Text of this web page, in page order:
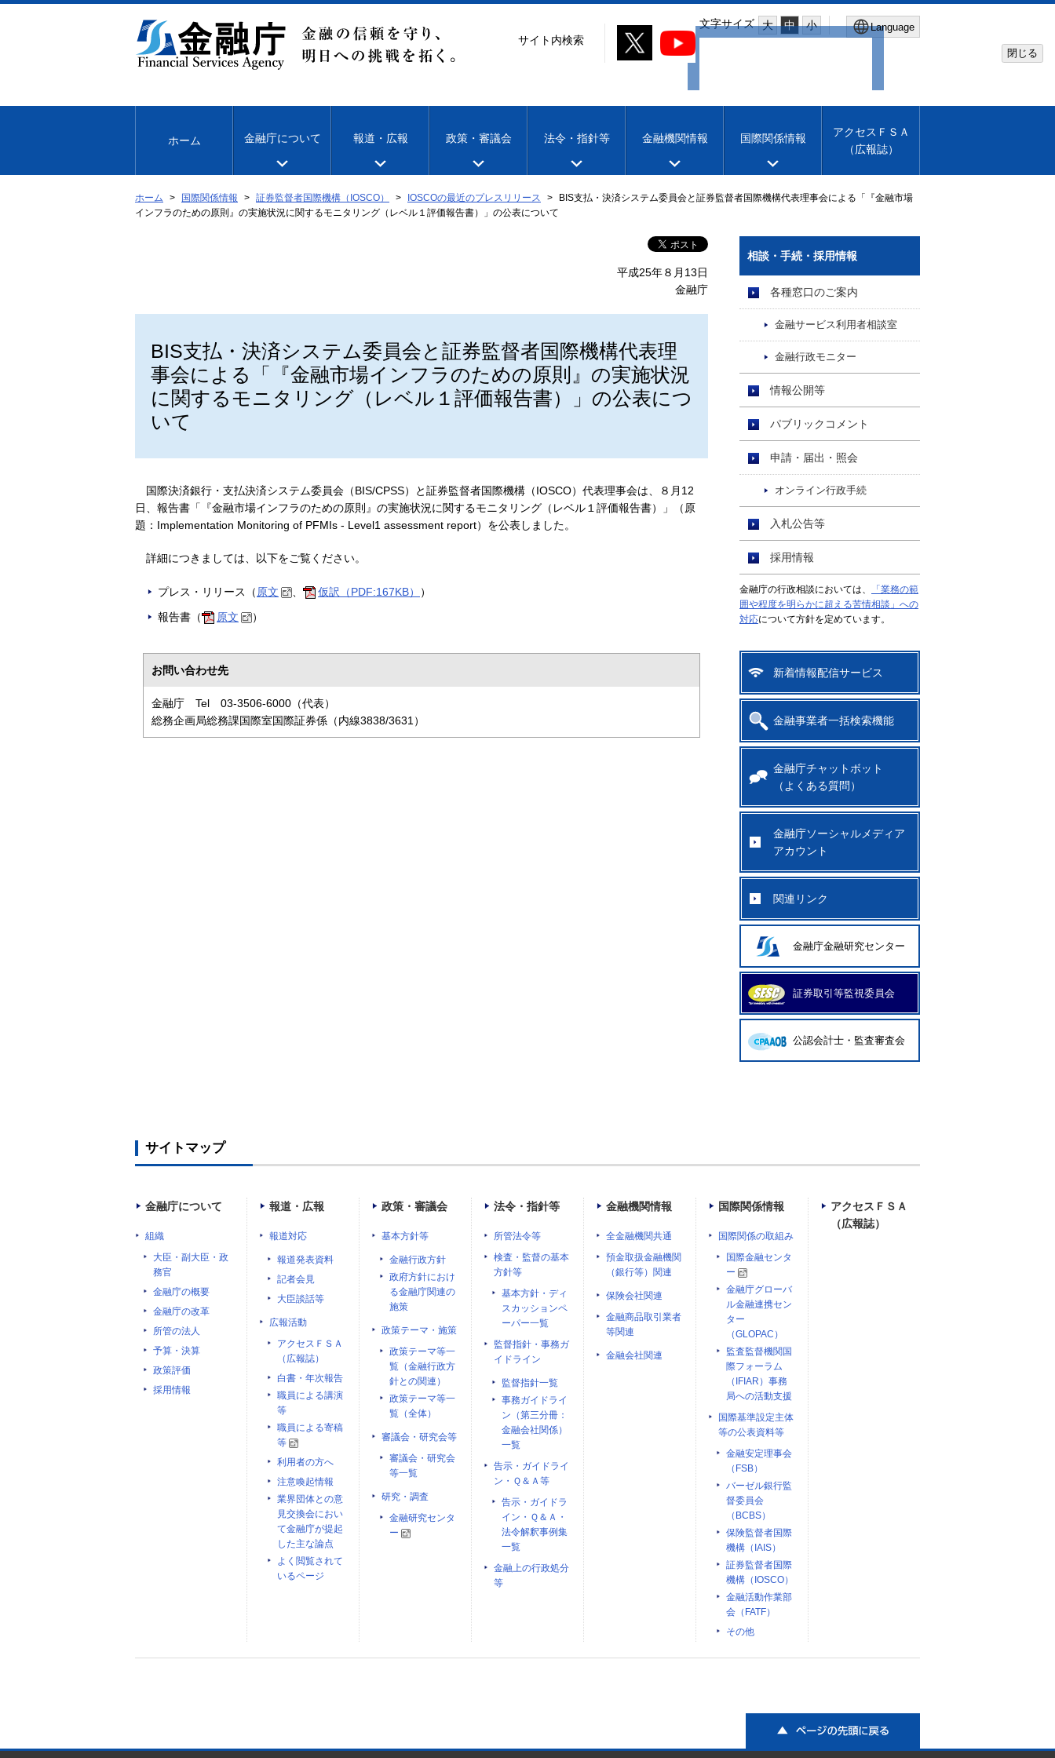
文
移
文字サイズ 大 中 小 Language
Machine translation
閉じる
サイト内検索
ホーム 金融庁について 報道・広報 政策・審議会 法令・指針等 金融機関情報 国際関係情報
アクセスＦＳＡ
（広報誌）
ホーム 国際関係情報 証券監督者国際機構（IOSCO） IOSCOの最近のプレスリリース
BIS支払・決済システム委員会と証券監督者国際機構代表理事会による「『金融市場
インフラのための原則』の実施状況に関するモニタリング（レベル１評価報告書）」の公表について
平成25年８月13日
金融庁
BIS支払・決済システム委員会と証券監督者国際機構代表理
事会による「『金融市場インフラのための原則』の実施状況
に関するモニタリング（レベル１評価報告書）」の公表につ
いて
国際決済銀行・支払決済システム委員会（BIS/CPSS）と証券監督者国際機構（IOSCO）代表理事会は、８月12
日、報告書「『金融市場インフラのための原則』の実施状況に関するモニタリング（レベル１評価報告書）」（原
題：Implementation Monitoring of PFMIs - Level1 assessment report）を公表しました。
詳細につきましては、以下をご覧ください。
プレス・リリース（ 原文 仮訳（PDF:167KB）
）
報告書（
原文 ）
お問い合わせ先
金融庁 Tel 03-3506-6000（代表）
総務企画局総務課国際室国際証券係（内線3838/3631）
相談・手続・採用情報
各種窓口のご案内
金融サービス利用者相談室
金融行政モニター
情報公開等
パブリックコメント
申請・届出・照会
オンライン行政手続
入札公告等
採用情報
金融庁の行政相談においては、
「業務の範
囲や程度を明らかに超える苦情相談」への
対応について方針を定めています。
新着情報配信サービス
金融事業者一括検索機能
金融庁チャットボット
（よくある質問）
金融庁ソーシャルメディア
アカウント
関連リンク
金融庁金融研究センター
証券取引等監視委員会
公認会計士・監査審査会
サイトマップ
金融庁について
組織
大臣・副大臣・政
務官
金融庁の概要
金融庁の改革
所管の法人
予算・決算
政策評価
採用情報
報道・広報
報道対応
報道発表資料
記者会見
大臣談話等
広報活動
アクセスＦＳＡ
（広報誌）
白書・年次報告
職員による講演
等
職員による寄稿
等
利用者の方へ
注意喚起情報
業界団体との意
見交換会におい
て金融庁が提起
した主な論点
よく閲覧されて
いるページ
政策・審議会
基本方針等
金融行政方針
政府方針におけ
る金融庁関連の
施策
政策テーマ・施策
政策テーマ等一
覧（金融行政方
針との関連）
政策テーマ等一
覧（全体）
審議会・研究会等
審議会・研究会
等一覧
研究・調査
金融研究センタ
ー
法令・指針等
所管法令等
検査・監督の基本
方針等
基本方針・ディ
スカッションペ
ーパー一覧
監督指針・事務ガ
イドライン
監督指針一覧
事務ガイドライ
ン（第三分冊：
金融会社関係）
一覧
告示・ガイドライ
ン・Ｑ＆Ａ等
告示・ガイドラ
イン・Ｑ＆Ａ・
法令解釈事例集
一覧
金融上の行政処分
等
金融機関情報
全金融機関共通
預金取扱金融機関
（銀行等）関連
保険会社関連
金融商品取引業者
等関連
金融会社関連
国際関係情報
国際関係の取組み
国際金融センタ
ー
金融庁グローバ
ル金融連携セン
ター
（GLOPAC）
監査監督機関国
際フォーラム
（IFIAR）事務
局への活動支援
国際基準設定主体
等の公表資料等
金融安定理事会
（FSB）
バーゼル銀行監
督委員会
（BCBS）
保険監督者国際
機構（IAIS）
証券監督者国際
機構（IOSCO）
金融活動作業部
会（FATF）
その他
アクセスＦＳＡ
（広報誌）